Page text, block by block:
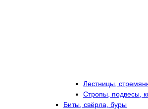
Лестницы,
Стропы, подвесы,
Биты, свёрла, буры